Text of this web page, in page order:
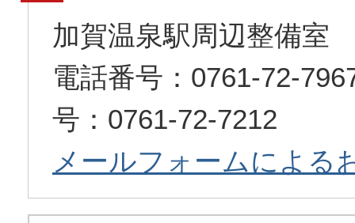
加賀温泉駅周辺整備室
電話番号：0761-72-
号：0761-72-7212
メールフォームによる